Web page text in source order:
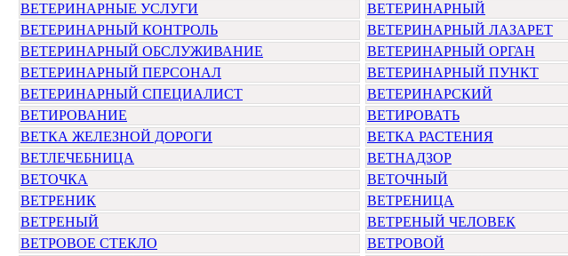
ВЕТЕРИНАРНЫЕ УСЛУГИ
ВЕТЕРИНАРНЫЙ
ВЕТЕРИНАРНЫЙ КОНТРОЛЬ
ВЕТЕРИНАРНЫЙ ЛАЗАРЕТ
ВЕТЕРИНАРНЫЙ ОБСЛУЖИВАНИЕ
ВЕТЕРИНАРНЫЙ ОРГАН
ВЕТЕРИНАРНЫЙ ПЕРСОНАЛ
ВЕТЕРИНАРНЫЙ ПУНКТ
ВЕТЕРИНАРНЫЙ СПЕЦИАЛИСТ
ВЕТЕРИНАРСКИЙ
ВЕТИРОВАНИЕ
ВЕТИРОВАТЬ
ВЕТКА ЖЕЛЕЗНОЙ ДОРОГИ
ВЕТКА РАСТЕНИЯ
ВЕТЛЕЧЕБНИЦА
ВЕТНАДЗОР
ВЕТОЧКА
ВЕТОЧНЫЙ
ВЕТРЕНИК
ВЕТРЕНИЦА
ВЕТРЕНЫЙ
ВЕТРЕНЫЙ ЧЕЛОВЕК
ВЕТРОВОЕ СТЕКЛО
ВЕТРОВОЙ